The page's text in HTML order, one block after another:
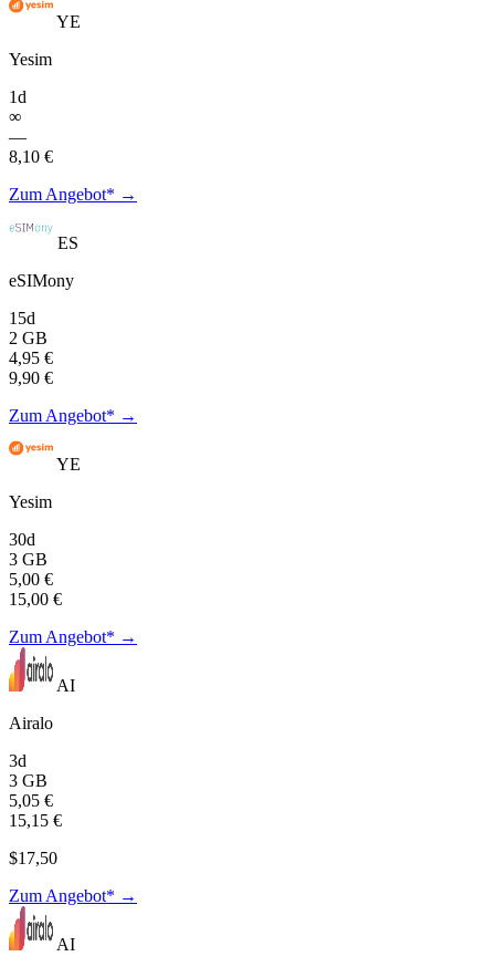
YE
Yesim
1d
∞
—
8,10 €
Zum Angebot* →
ES
eSIMony
15d
2 GB
4,95 €
9,90 €
Zum Angebot* →
YE
Yesim
30d
3 GB
5,00 €
15,00 €
Zum Angebot* →
AI
Airalo
3d
3 GB
5,05 €
15,15 €
$17,50
Zum Angebot* →
AI